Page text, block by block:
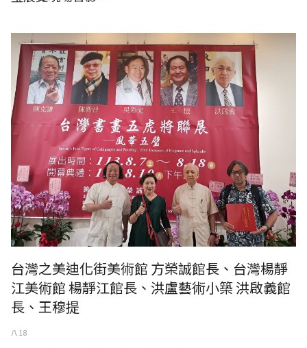
台灣之美迪化街美術館 方榮誠館長、台灣楊靜江美術館 楊靜江館長、洪
盧藝術小築 洪啟義館長、RUMOTAN 王穆提社長
台灣之美迪化街美術館 方榮誠館長、台灣楊靜
江美術館 楊靜江館長、洪盧藝術小築 洪啟義館
長、王穆提
八 18